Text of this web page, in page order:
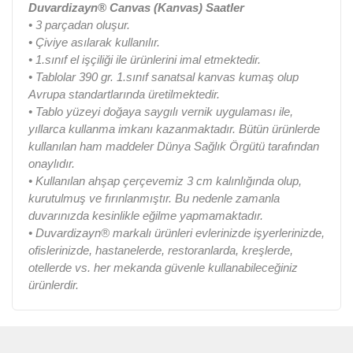
Duvardizayn® Canvas (Kanvas) Saatler
• 3 parçadan oluşur.
• Çiviye asılarak kullanılır.
• 1.sınıf el işçiliği ile ürünlerini imal etmektedir.
• Tablolar 390 gr. 1.sınıf sanatsal kanvas kumaş olup
Avrupa standartlarında üretilmektedir.
• Tablo yüzeyi doğaya saygılı vernik uygulaması ile,
yıllarca kullanma imkanı kazanmaktadır. Bütün ürünlerde
kullanılan ham maddeler Dünya Sağlık Örgütü tarafından
onaylıdır.
• Kullanılan ahşap çerçevemiz 3 cm kalınlığında olup,
kurutulmuş ve fırınlanmıştır. Bu nedenle zamanla
duvarınızda kesinlikle eğilme yapmamaktadır.
• Duvardizayn® markalı ürünleri evlerinizde işyerlerinizde,
ofislerinizde, hastanelerde, restoranlarda, kreşlerde,
otellerde vs. her mekanda güvenle kullanabileceğiniz
ürünlerdir.